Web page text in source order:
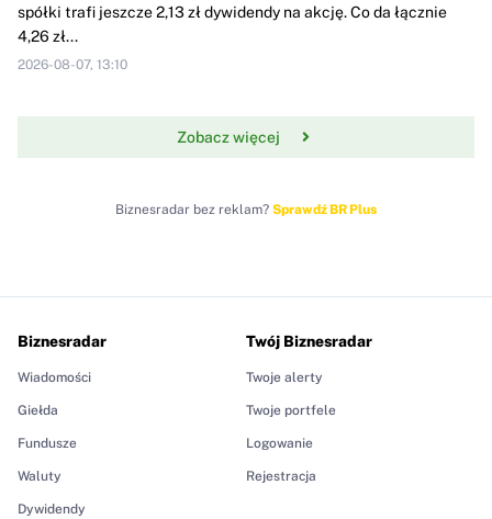
spółki trafi jeszcze 2,13 zł dywidendy na akcję. Co da łącznie
4,26 zł...
2026-08-07, 13:10
Zobacz więcej
Biznesradar bez reklam? Sprawdź BR Plus
Biznesradar
Wiadomości
Giełda
Fundusze
Waluty
Dywidendy
Twój Biznesradar
Twoje alerty
Twoje portfele
Logowanie
Rejestracja